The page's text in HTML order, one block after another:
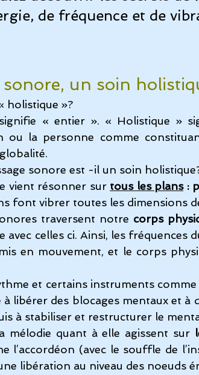
de fréquence et de
sonore, un soin
holistique »?
« entier ». « Holistique »
ou la personne comme
sonore est -il un soin
vient résonner sur tous les plans :
font vibrer toutes les dimensions
traversent notre corps
avec celles ci. Ainsi, les fréquences
en mouvement, et le corps
et certains instruments
libérer des blocages mentaux et à
à stabiliser et restructurer le
mélodie quant à elle agissent sur
l’accordéon (avec le souffle de
libération au niveau des noeuds